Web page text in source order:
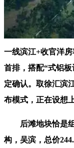
一线滨江+收官洋
首排，搭配“式铝
定确认。取徐汇滨
布模式，正在设想
后滩地块恰是组
构，吴滨，总价